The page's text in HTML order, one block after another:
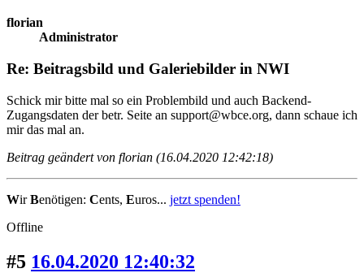
florian
Administrator
Re: Beitragsbild und Galeriebilder in NWI
Schick mir bitte mal so ein Problembild und auch Backend-
Zugangsdaten der betr. Seite an support@wbce.org, dann schaue ich
mir das mal an.
Beitrag geändert von florian (16.04.2020 12:42:18)
WirBenötigen: Cents, Euros... jetzt spenden!
Offline
#5 16.04.2020 12:40:32